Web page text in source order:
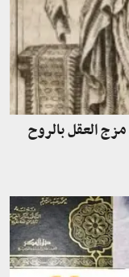
العقل بالروح